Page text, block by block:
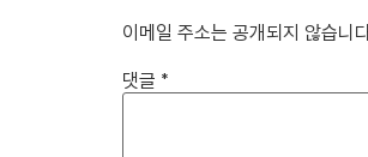
이메일 주소는 공개되지 않습니
댓글 *